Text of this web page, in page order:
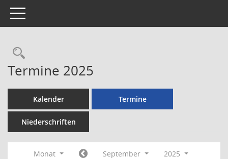
Toggle navigation
Rechercheauswahl
Termine 2025
Kalender Termine
Niederschriften
Monat September
2025